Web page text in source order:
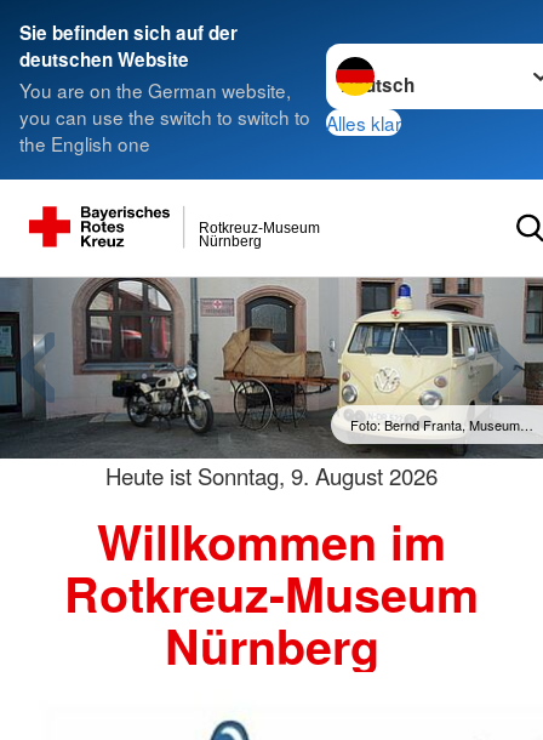
Sie befinden sich auf der
deutschen Website
You are on the German website,
you can use the switch to switch to
the English one
Sprache wechseln zu
Alles klar
Nürnberg
Rotkreuz-Museum
Foto: Rotkreuz-Museum Nürnberg
Heute ist Sonntag, 9. August 2026
Willkommen im
Rotkreuz-Museum
Nürnberg